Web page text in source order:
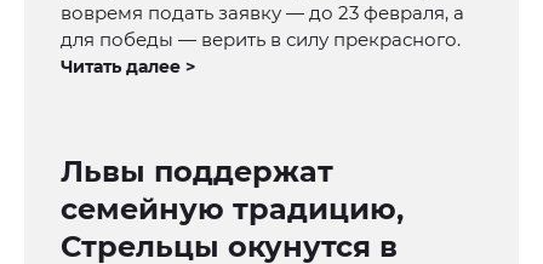
вовремя подать заявку — до 23 февраля, а
для победы — верить в силу прекрасного.
Читать далее >
Львы поддержат
семейную традицию,
Стрельцы окунутся в